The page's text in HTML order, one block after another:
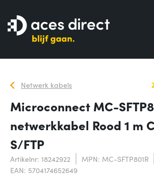
Netwerk kabels
Microconnect MC-
netwerkkabel Rood 1 m
S/FTP
Artikelnr: 18242922
MPN: MC-SFTP801R
EAN: 5704174652649